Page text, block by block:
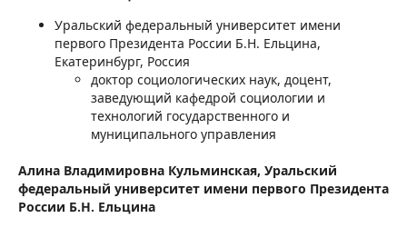
Уральский федеральный университет имени
первого Президента России Б.Н. Ельцина,
Екатеринбург, Россия
доктор социологических наук, доцент,
заведующий кафедрой социологии и
технологий государственного и
муниципального управления
Алина Владимировна Кульминская, Уральский
федеральный университет имени первого Президента
России Б.Н. Ельцина